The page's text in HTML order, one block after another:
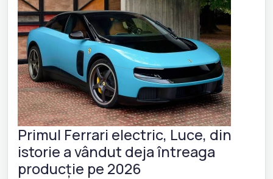
Primul Ferrari electric, Luce, din
istorie a vândut deja întreaga
producție pe 2026